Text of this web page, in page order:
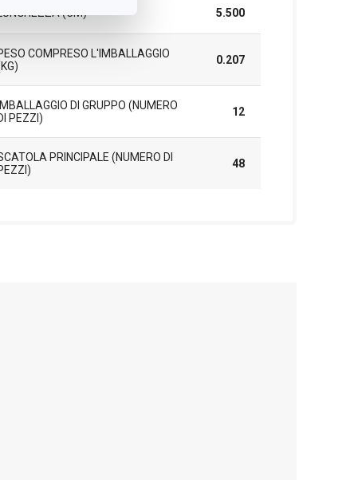
(CM) 5.500
COMPRESO L'IMBALLAGGIO
0.207
IMBALLAGGIO DI GRUPPO (NUMERO
PEZZI)
12
PRINCIPALE (NUMERO DI
48